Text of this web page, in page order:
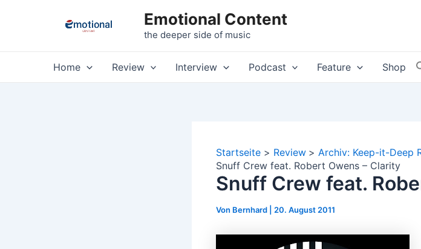
Emotional Content
the deeper side of music
Home Review Interview Podcast Feature Shop
Startseite Review
Archiv: Keep-it-Deep
Snuff Crew feat. Robert Owens – Clarity
Snuff Crew feat.
Von Bernhard 20. August 2011